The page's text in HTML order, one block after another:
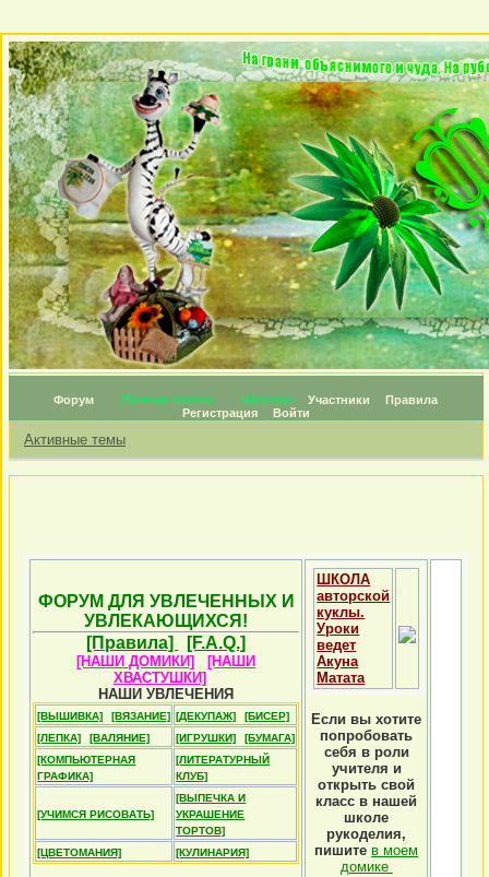
Форум Личные топики Награды Участники
Правила
Регистрация
Войти
Активные темы
ФОРУМ ДЛЯ УВЛЕЧЕННЫХ И
УВЛЕКАЮЩИХСЯ!
[Правила]
[F.A.Q.]
[НАШИ ДОМИКИ]
[НАШИ
ХВАСТУШКИ]
НАШИ УВЛЕЧЕНИЯ
[ВЫШИВКА] [ВЯЗАНИЕ] [ДЕКУПАЖ]
[БИСЕР]
[ЛЕПКА]
[ВАЛЯНИЕ] [ИГРУШКИ]
[БУМАГА]
[КОМПЬЮТЕРНАЯ
ГРАФИКА]
[ЛИТЕРАТУРНЫЙ
КЛУБ]
[УЧИМСЯ РИСОВАТЬ]
[ВЫПЕЧКА И
УКРАШЕНИЕ
ТОРТОВ]
[ЦВЕТОМАНИЯ]
[КУЛИНАРИЯ]
ШКОЛА
авторской
куклы.
Уроки
ведет
Акуна
Матата
Если вы хотите
попробовать
себя в роли
учителя и
открыть свой
класс в нашей
школе
рукоделия,
пишите в моем
домике